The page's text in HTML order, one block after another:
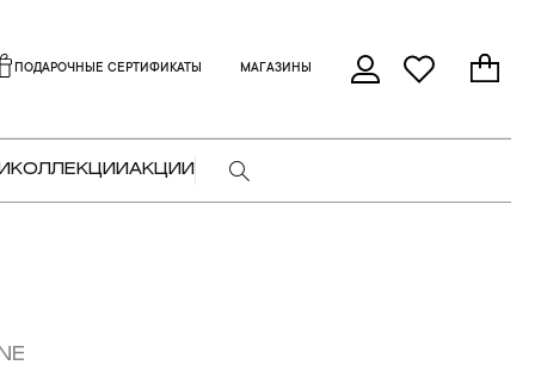
ПОДАРОЧНЫЕ СЕРТИФИКАТЫ МАГАЗИНЫ
КОЛЛЕКЦИИАКЦИИ